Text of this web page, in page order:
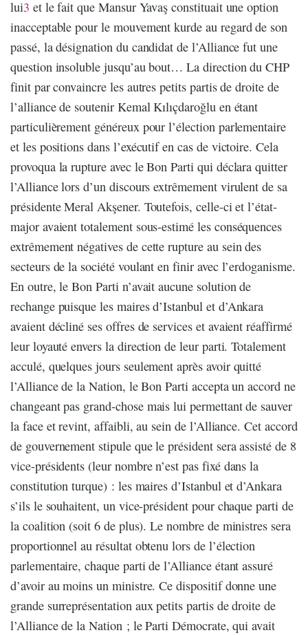
lui3 et le fait que Mansur Yavaş constituait une option
inacceptable pour le mouvement kurde au regard de son
passé, la désignation du candidat de l’Alliance fut une
question insoluble jusqu’au bout… La direction du CHP
finit par convaincre les autres petits partis de droite de
l’alliance de soutenir Kemal Kılıçdaroğlu en étant
particulièrement généreux pour l’élection parlementaire
et les positions dans l’exécutif en cas de victoire. Cela
provoqua la rupture avec le Bon Parti qui déclara quitter
l’Alliance lors d’un discours extrêmement virulent de sa
présidente Meral Akşener. Toutefois, celle-ci et l’état-
major avaient totalement sous-estimé les conséquences
extrêmement négatives de cette rupture au sein des
secteurs de la société voulant en finir avec l’erdoganisme.
En outre, le Bon Parti n’avait aucune solution de
rechange puisque les maires d’Istanbul et d’Ankara
avaient décliné ses offres de services et avaient réaffirmé
leur loyauté envers la direction de leur parti. Totalement
acculé, quelques jours seulement après avoir quitté
l’Alliance de la Nation, le Bon Parti accepta un accord ne
changeant pas grand-chose mais lui permettant de sauver
la face et revint, affaibli, au sein de l’Alliance. Cet accord
de gouvernement stipule que le président sera assisté de 8
vice-présidents (leur nombre n’est pas fixé dans la
constitution turque) : les maires d’Istanbul et d’Ankara
s’ils le souhaitent, un vice-président pour chaque parti de
la coalition (soit 6 de plus). Le nombre de ministres sera
proportionnel au résultat obtenu lors de l’élection
parlementaire, chaque parti de l’Alliance étant assuré
d’avoir au moins un ministre. Ce dispositif donne une
grande surreprésentation aux petits partis de droite de
l’Alliance de la Nation ; le Parti Démocrate, qui avait